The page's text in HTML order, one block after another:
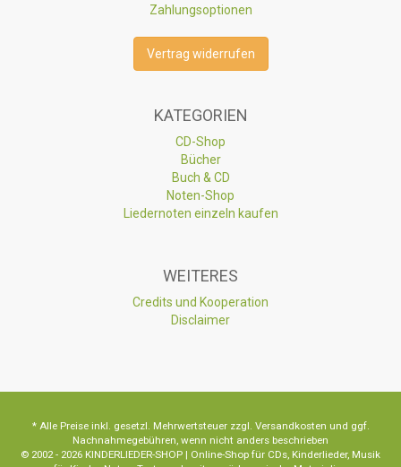
Zahlungsoptionen
Vertrag widerrufen
KATEGORIEN
CD-Shop
Bücher
Buch & CD
Noten-Shop
Liedernoten einzeln kaufen
WEITERES
Credits und Kooperation
Disclaimer
* Alle Preise inkl. gesetzl. Mehrwertsteuer zzgl. Versandkosten und ggf.
Nachnahmegebühren, wenn nicht anders beschrieben
© 2002 - 2026 KINDERLIEDER-SHOP | Online-Shop für CDs, Kinderlieder, Musik